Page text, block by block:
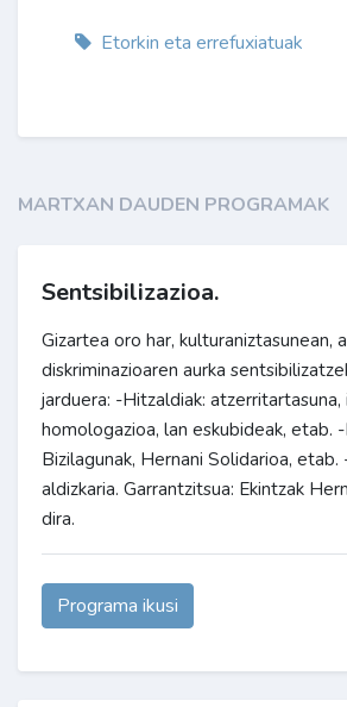
Etorkin eta errefuxiatuak
MARTXAN DAUDEN PROGRAMAK
Sentsibilizazioa.
Gizartea oro har, kulturaniztasunean,
diskriminazioaren aurka
jarduera: -Hitzaldiak: atzerritartasuna,
homologazioa, lan eskubideak, etab.
Bizilagunak, Hernani Solidarioa, etab.
aldizkaria. Garrantzitsua: Ekintzak
dira.
Programa ikusi